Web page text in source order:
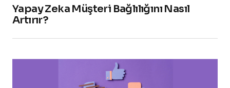
Yapay Zeka Müşteri Bağlılığını Nasıl
Artırır?